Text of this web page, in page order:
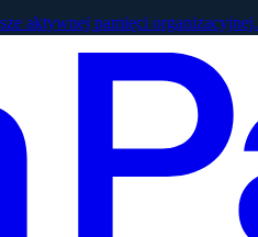
aktywnej pamięci organizacyjnej.